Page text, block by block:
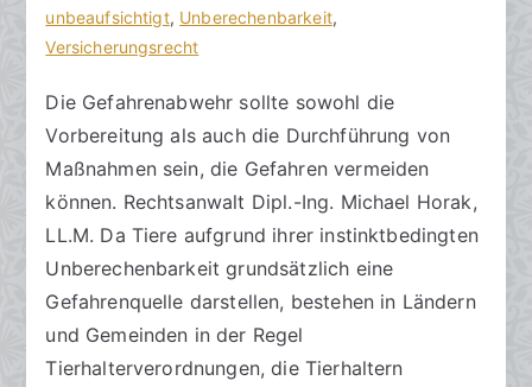
n
w
l
t
e
t
l
c
h
t
a
m
.
D
e
unbeaufsichtigt, Unberechenbarkeit,
Versicherungsrecht
zu
Öffentlich-
Gefahrenabwehr
beachten
Die Gefahrenabwehr sollte sowohl die
Vorbereitung als auch die Durchführung von
Maßnahmen sein, die Gefahren vermeiden
können. Rechtsanwalt Dipl.-Ing. Michael Horak,
LL.M. Da Tiere aufgrund ihrer instinktbedingten
Unberechenbarkeit grundsätzlich eine
Gefahrenquelle darstellen, bestehen in Ländern
und Gemeinden in der Regel
Tierhalterverordnungen, die Tierhaltern